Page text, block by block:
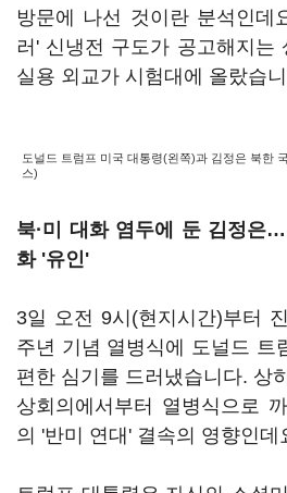
방문에 나선 것이란 분석인데
러' 신냉전 구도가 공고해지는
실용 외교가 시험대에 올랐습
도널드 트럼프 미국 대통령(왼쪽)과 김정은 북한
스)
북·미 대화 염두에 둔 김정은
화 '유인'
3일 오전 9시(현지시간)부터
주년 기념 열병식에 도널드 트
편한 심기를 드러냈습니다. 상
상회의에서부터 열병식으로
의 '반미 연대' 결속의 영향인데